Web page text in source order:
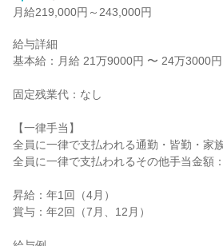
月給219,000円～243,000円
給与詳細
基本給：月給 21万9000円 〜 24万3000円
固定残業代：なし
【一律手当】
全員に一律で支払われる通勤・皆勤・家
全員に一律で支払われるその他手当金額
昇給：年1回（4月）
賞与：年2回（7月、12月）